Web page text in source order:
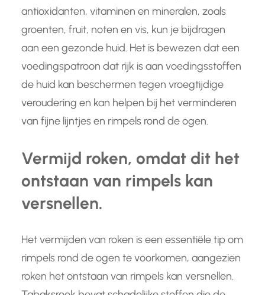
antioxidanten, vitaminen en mineralen, zoals
groenten, fruit, noten en vis, kun je bijdragen
aan een gezonde huid. Het is bewezen dat een
voedingspatroon dat rijk is aan voedingsstoffen
de huid kan beschermen tegen vroegtijdige
veroudering en kan helpen bij het verminderen
van fijne lijntjes en rimpels rond de ogen.
Vermijd roken, omdat dit het
ontstaan van rimpels kan
versnellen.
Het vermijden van roken is een essentiële tip om
rimpels rond de ogen te voorkomen, aangezien
roken het ontstaan van rimpels kan versnellen.